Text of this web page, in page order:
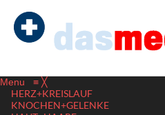
Menu ≡ ╳
HERZ+KREISLAUF
KNOCHEN+GELENKE